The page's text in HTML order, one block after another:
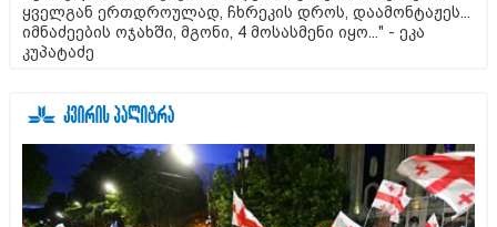
ყველგან ერთდროულად, ჩხრეკის დროს, დაამონტაჟეს...
იმნაძეების ოჯახში, მგონი, 4 მოსასმენი იყო..." - ეკა
კუპატაძე